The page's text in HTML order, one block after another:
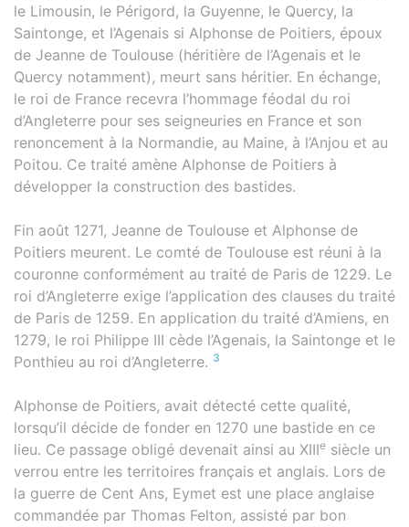
le Limousin, le Périgord, la Guyenne, le Quercy, la
Saintonge, et l’Agenais si Alphonse de Poitiers, époux
de Jeanne de Toulouse (héritière de l’Agenais et le
Quercy notamment), meurt sans héritier. En échange,
le roi de France recevra l’hommage féodal du roi
d’Angleterre pour ses seigneuries en France et son
renoncement à la Normandie, au Maine, à l’Anjou et au
Poitou. Ce traité amène Alphonse de Poitiers à
développer la construction des bastides.
Fin août 1271, Jeanne de Toulouse et Alphonse de
Poitiers meurent. Le comté de Toulouse est réuni à la
couronne conformément au traité de Paris de 1229. Le
roi d’Angleterre exige l’application des clauses du traité
de Paris de 1259. En application du traité d’Amiens, en
1279, le roi Philippe III cède l’Agenais, la Saintonge et le
Ponthieu au roi d’Angleterre. 3
Alphonse de Poitiers, avait détecté cette qualité,
lorsqu’il décide de fonder en 1270 une bastide en ce
lieu. Ce passage obligé devenait ainsi au XIIIe siècle un
verrou entre les territoires français et anglais. Lors de
la guerre de Cent Ans, Eymet est une place anglaise
commandée par Thomas Felton, assisté par bon